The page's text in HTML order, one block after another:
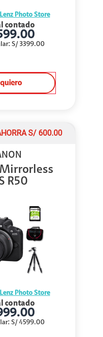
Lenz Photo Store
contado
: S/ 3399.00
quiero
S/ 600.00
R50
Lenz Photo Store
contado
: S/ 4599.00